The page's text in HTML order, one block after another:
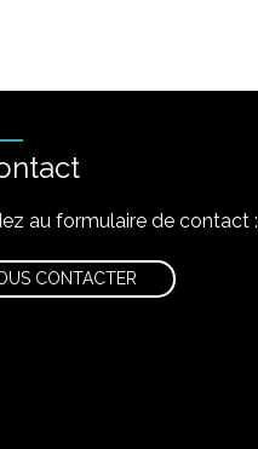
au formulaire de contact :
CONTACTER